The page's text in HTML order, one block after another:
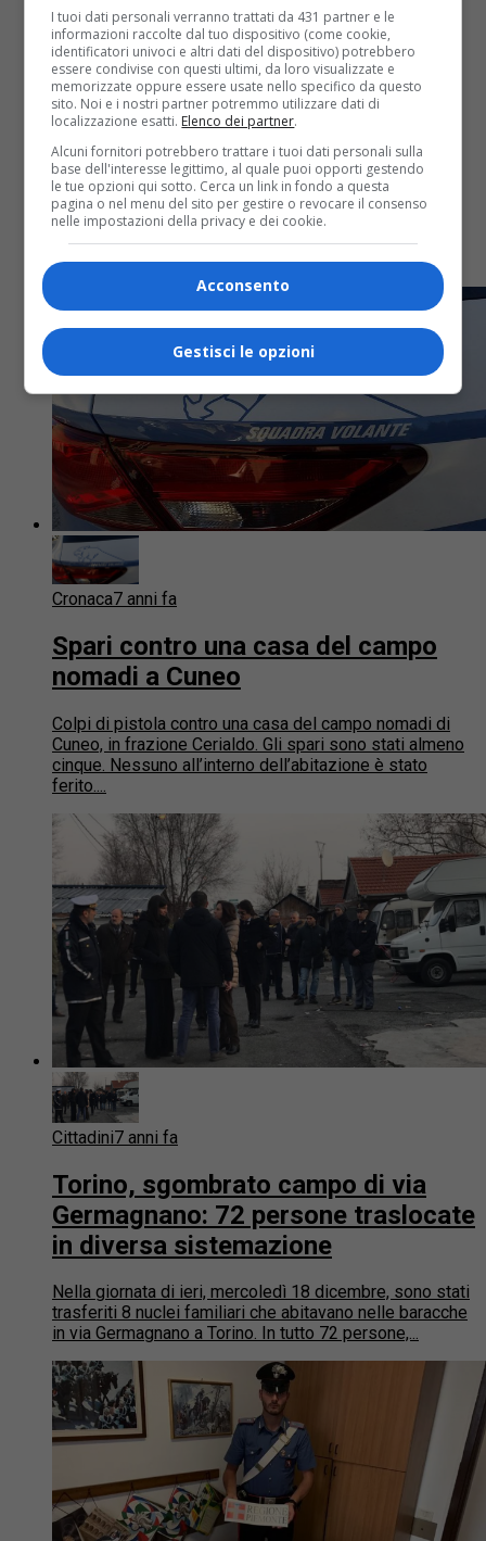
Cronaca6 anni fa
Iniziato l’abbattimento delle case
abusive del campo di strada
dell’Aeroporto a Torino
La Polizia municipale della Città di Torino rende noto
che, dopo aver accertato reati di abuso edilizio e in
ottemperanza a un ordine di demolizione dell’Ufficio...
Cronaca7 anni fa
Spari contro una casa del campo
nomadi a Cuneo
Colpi di pistola contro una casa del campo nomadi di
Cuneo, in frazione Cerialdo. Gli spari sono stati almeno
cinque. Nessuno all’interno dell’abitazione è stato
ferito....
Cittadini7 anni fa
Torino, sgombrato campo di via
Germagnano: 72 persone traslocate
in diversa sistemazione
Nella giornata di ieri, mercoledì 18 dicembre, sono stati
trasferiti 8 nuclei familiari che abitavano nelle baracche
in via Germagnano a Torino. In tutto 72 persone,...
I tuoi dati personali verranno trattati da 431 partner e le
informazioni raccolte dal tuo dispositivo (come cookie,
identificatori univoci e altri dati del dispositivo) potrebbero
essere condivise con questi ultimi, da loro visualizzate e
memorizzate oppure essere usate nello specifico da questo
sito. Noi e i nostri partner potremmo utilizzare dati di
localizzazione esatti. Elenco dei partner.
Alcuni fornitori potrebbero trattare i tuoi dati personali sulla
base dell'interesse legittimo, al quale puoi opporti gestendo
le tue opzioni qui sotto. Cerca un link in fondo a questa
pagina o nel menu del sito per gestire o revocare il consenso
nelle impostazioni della privacy e dei cookie.
Acconsento
Gestisci le opzioni